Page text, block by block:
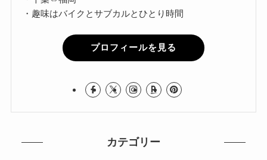
・趣味はバイクとサブカルとひとり時間
プロフィールを見る
カテゴリー